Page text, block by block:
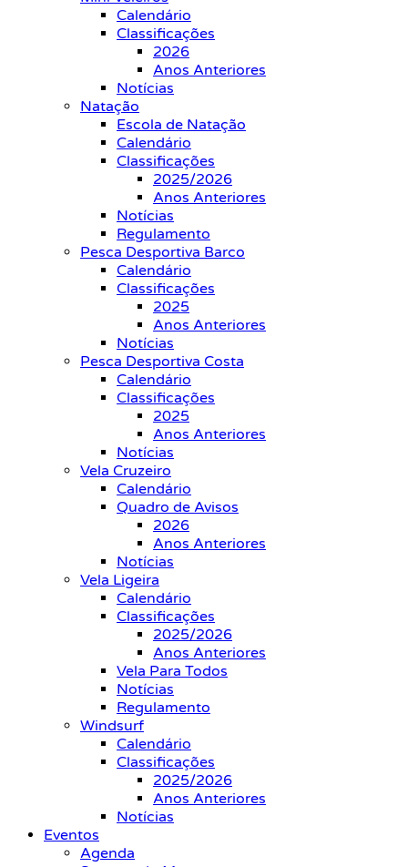
Calendário
Classificações
2026
Anos Anteriores
Notícias
Natação
Escola de Natação
Calendário
Classificações
2025/2026
Anos Anteriores
Notícias
Regulamento
Pesca Desportiva Barco
Calendário
Classificações
2025
Anos Anteriores
Notícias
Pesca Desportiva Costa
Calendário
Classificações
2025
Anos Anteriores
Notícias
Vela Cruzeiro
Calendário
Quadro de Avisos
2026
Anos Anteriores
Notícias
Vela Ligeira
Calendário
Classificações
2025/2026
Anos Anteriores
Vela Para Todos
Notícias
Regulamento
Windsurf
Calendário
Classificações
2025/2026
Anos Anteriores
Notícias
Eventos
Agenda